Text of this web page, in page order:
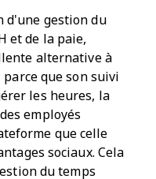
d'une gestion du
et de la paie,
alternative à
parce que son suivi
les heures, la
employés
que celle
sociaux. Cela
du temps